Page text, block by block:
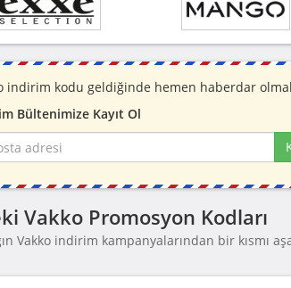
indirim kodu geldiğinde hemen haberdar
Bültenimize Kayıt Ol
Vakko Promosyon Kodları
Vakko indirim kampanyalarından bir kısmı